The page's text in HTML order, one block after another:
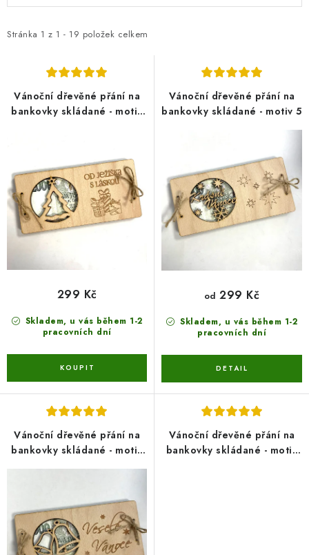
DŘEVĚNÉ DEKORACE
SEZÓNNÍ DEKORACE
DÁRKY Z LÁSKY
NOVINKY
TIPY NA VÁNOČNÍ DÁRKY
Doprava a platba Obchodní podmínky
Vrácení zboží
Velkoobchodní spolupráce
i
o
k
t
ů
Stránka 1 z 1 - 19 položek celkem
e
p
r
u
k
t
ů
Vánoční dřevěné přání na
bankovky skládané - motiv
Skladem, u vás během 1-2
pracovních dní
299 Kč
Vánoční dřevěné přání na
bankovky skládané - motiv 5
Skladem, u vás během 1-2
pracovních dní
od 299 Kč
Vánoční dřevěné přání na
bankovky skládané - motiv
3
Vánoční dřevěné přání na
bankovky skládané - motiv